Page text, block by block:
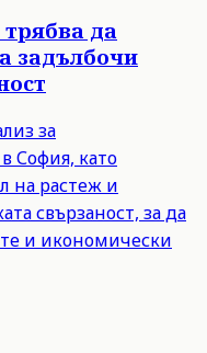
да
задълбочи
за
София, като
на растеж и
свързаност, за да
и икономически